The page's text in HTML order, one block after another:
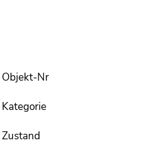
Objekt-Nr
Kategorie
Zustand